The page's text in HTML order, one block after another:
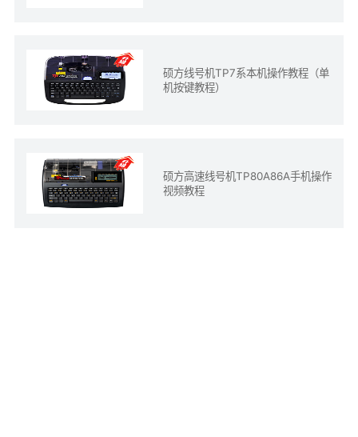
硕方线号机TP7系本机操作教程（单
机按键教程）
硕方高速线号机TP80A86A手机操作
视频教程